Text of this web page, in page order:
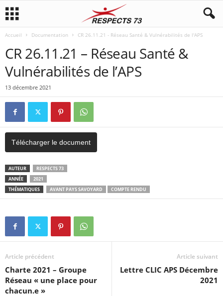
Accueil Documentation CR 26.11.21 - Réseau Santé & Vulnérabilités de l'APS
CR 26.11.21 – Réseau Santé &
Vulnérabilités de l’APS
13 décembre 2021
Télécharger le document
AUTEUR
RESPECTS 73
ANNÉE
2021
THÉMATIQUES
AVANT PAYS SAVOYARD COMPTE RENDU
Article précédent
Charte 2021 – Groupe
Réseau « une place pour
chacun.e »
Article suivant
Lettre CLIC APS Décembre
2021